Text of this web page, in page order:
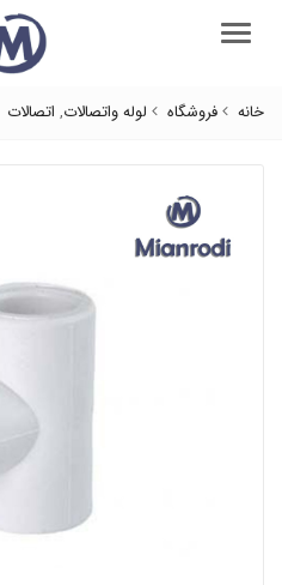
منو
خانه فروشگاه لوله واتصالات, اتصالات